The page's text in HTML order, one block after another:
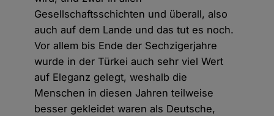
Gesellschaftsschichten und überall, also
auch auf dem Lande und das tut es noch.
Vor allem bis Ende der Sechzigerjahre
wurde in der Türkei auch sehr viel Wert
auf Eleganz gelegt, weshalb die
Menschen in diesen Jahren teilweise
besser gekleidet waren als Deutsche,